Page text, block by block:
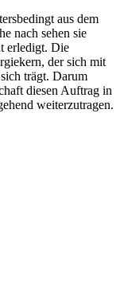
aus dem
nach sehen sie
erledigt. Die
der sich mit
trägt. Darum
diesen Auftrag in
weiterzutragen.